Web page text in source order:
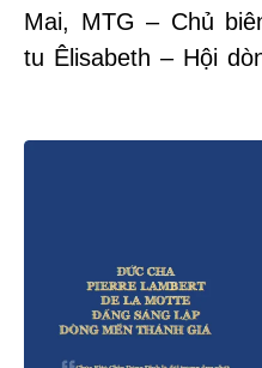
Mai, MTG – Chủ
tu Êlisabeth – Hội